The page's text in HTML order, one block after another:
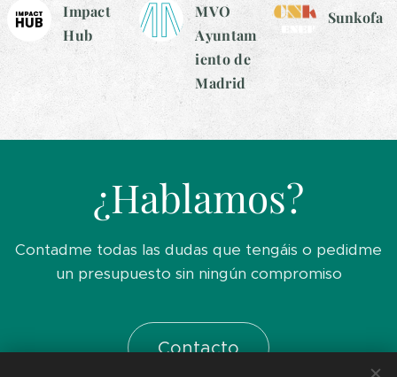
Impact
Hub
MVO
Ayuntam
iento de
Madrid
Sunkofa
¿Hablamos?
Contadme todas las dudas que tengáis o pedidme
un presupuesto sin ningún compromiso
Contacto